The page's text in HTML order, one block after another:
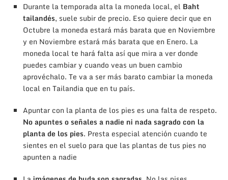
Durante la temporada alta la moneda local, el Baht
tailandés, suele subir de precio. Eso quiere decir que en
Octubre la moneda estará más barata que en Noviembre
y en Noviembre estará más barata que en Enero. La
moneda local te hará falta así que mira a ver donde
puedes cambiar y cuando veas un buen cambio
aprovéchalo. Te va a ser más barato cambiar la moneda
local en Tailandia que en tu país.
Apuntar con la planta de los pies es una falta de respeto.
No apuntes o señales a nadie ni nada sagrado con la
planta de los pies. Presta especial atención cuando te
sientes en el suelo para que las plantas de tus pies no
apunten a nadie